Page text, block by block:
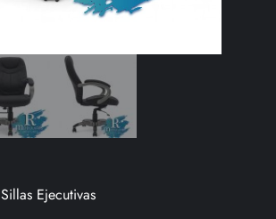
Sillas Ejecutivas